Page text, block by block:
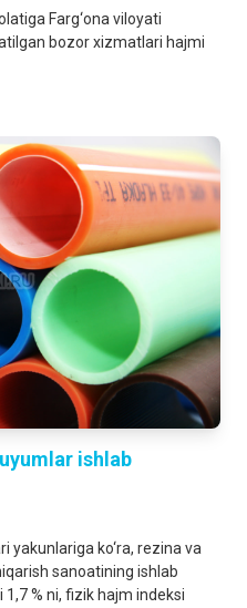
Farg‘ona viloyati
bozor xizmatlari hajmi
ishlab
yakunlariga ko‘ra, rezina va
sanoatining ishlab
% ni, fizik hajm indeksi